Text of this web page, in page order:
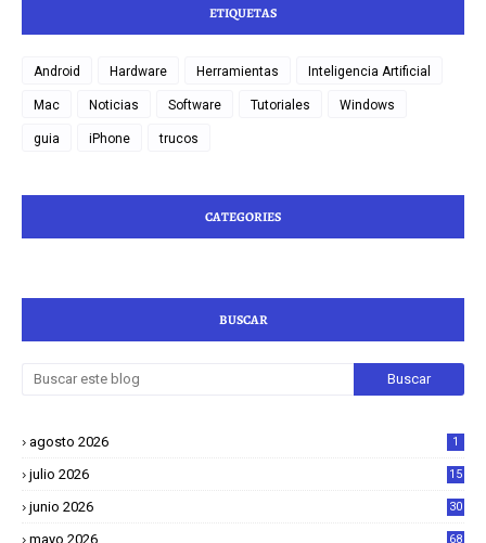
ETIQUETAS
Android Hardware Herramientas Inteligencia Artificial
Mac Noticias Software Tutoriales Windows
guia iPhone trucos
CATEGORIES
BUSCAR
agosto 2026 1
julio 2026 15
junio 2026 30
mayo 2026 68